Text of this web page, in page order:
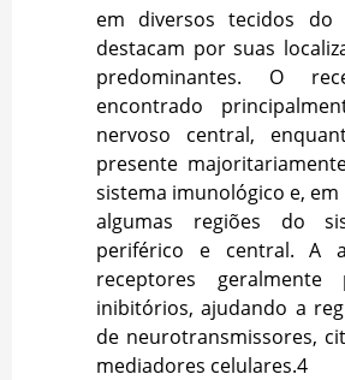
em diversos tecidos do
destacam por suas
predominantes. O
encontrado
nervoso central,
presente
sistema imunológico e,
algumas regiões do
periférico e central. A
receptores geralmente
inibitórios, ajudando a
de neurotransmissores,
mediadores celulares.4